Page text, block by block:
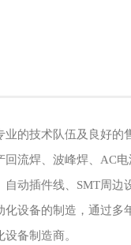
的技术队伍及良好的
回流焊、波峰焊、AC电
动插件线、SMT周边
设备的制造，通过多
备制造商。